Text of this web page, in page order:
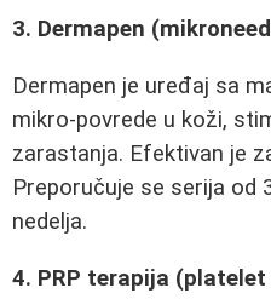
3. Dermapen
Dermapen je uređaj sa
mikro-povrede u koži,
zarastanja. Efektivan je
Preporučuje se serija od
nedelja.
4. PRP terapija